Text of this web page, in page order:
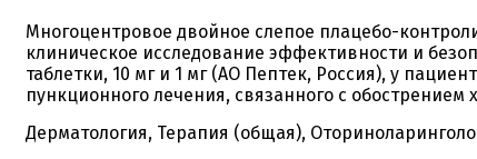
Многоцентровое двойное слепое плацебо-
клиническое исследование эффективности и
таблетки, 10 мг и 1 мг (АО Пептек, Россия), у
пункционного лечения, связанного с обострением
Дерматология, Терапия (общая),